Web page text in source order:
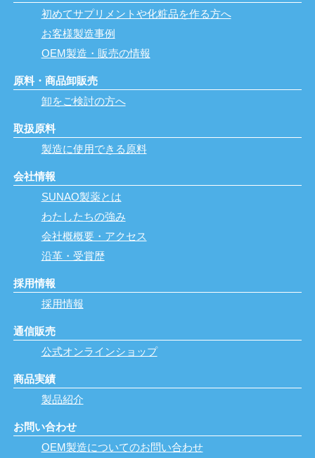
初めてサプリメントや化粧品を作る方へ
お客様製造事例
OEM製造・販売の情報
原料・商品卸販売
卸をご検討の方へ
取扱原料
製造に使用できる原料
会社情報
SUNAO製薬とは
わたしたちの強み
会社概概要・アクセス
沿革・受賞歴
採用情報
採用情報
通信販売
公式オンラインショップ
商品実績
製品紹介
お問い合わせ
OEM製造についてのお問い合わせ